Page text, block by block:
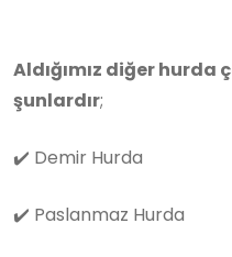
Aldığımız diğer hurda
şunlardır;
✔️ Demir Hurda
✔️ Paslanmaz Hurda